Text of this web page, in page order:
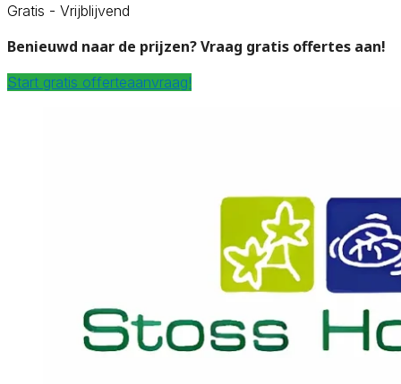
Gratis - Vrijblijvend
Benieuwd naar de prijzen? Vraag gratis offertes aan!
Start gratis offerteaanvraag!